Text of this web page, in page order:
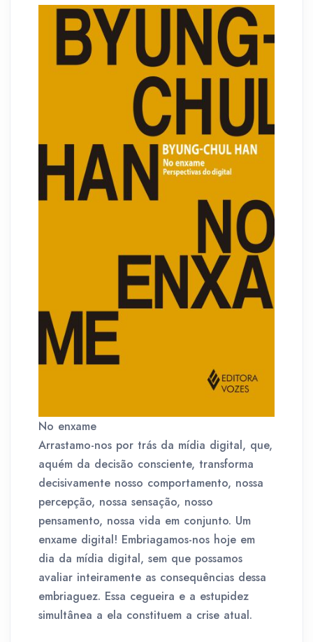
No enxame
Arrastamo-nos por trás da mídia digital, que,
aquém da decisão consciente, transforma
decisivamente nosso comportamento, nossa
percepção, nossa sensação, nosso
pensamento, nossa vida em conjunto. Um
enxame digital! Embriagamos-nos hoje em
dia da mídia digital, sem que possamos
avaliar inteiramente as consequências dessa
embriaguez. Essa cegueira e a estupidez
simultânea a ela constituem a crise atual.